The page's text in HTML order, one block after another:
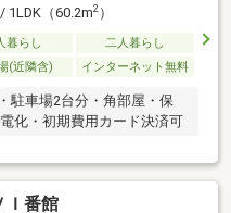
1LDK（60.2m2）
暮らし
二人暮らし
(近隣含) インターネット無料
駐車場2台分・角部屋・保
化・初期費用カード決済可
番館